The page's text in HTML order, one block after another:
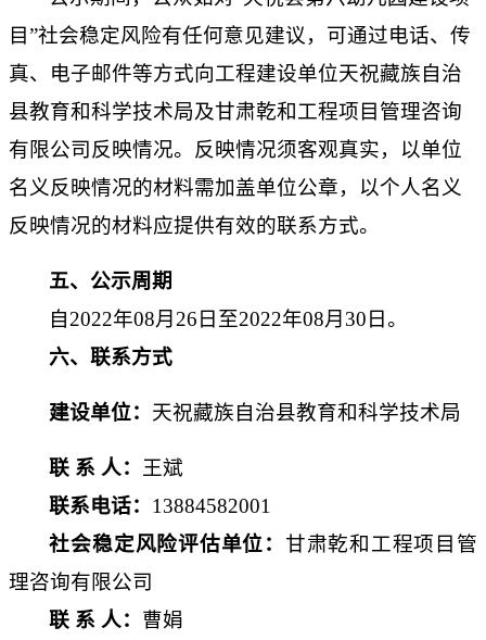
目”社会稳定风险有任何意见建议，可通过电话、传
真、电子邮件等方式向工程建设单位天祝藏族自治
县教育和科学技术局及甘肃乾和工程项目管理咨询
有限公司反映情况。反映情况须客观真实，以单位
名义反映情况的材料需加盖单位公章，以个人名义
反映情况的材料应提供有效的联系方式。
五、公示周期
自2022年08月26 日至2022年08月 30 日。
六、联系方式
建设单位： 天祝藏族自治县教育和科学技术局
联 系 人： 王斌
联系电话： 13884582001
社会稳定风险评估单位： 甘肃乾和工程项目管
理咨询有限公司
联 系 人： 曹娟